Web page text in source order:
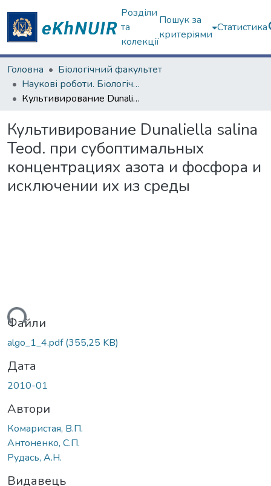
Розділи
та
колекції
Пошук за
критеріями
Статистика
Головна
Біологічний факультет
Наукові роботи. Біологічний факультет
Культивирование Dunaliella salina Teod. при субоптимальных концентрациях азота и фосфора и исключении их из среды
Культивирование Dunaliella salina
Teod. при субоптимальных
концентрациях азота и фосфора и
исключении их из среды
Файли
algo_1_4.pdf(355,25 KB)
Дата
2010-01
Автори
Комаристая, В.П.
Антоненко, С.П.
Рудась, А.Н.
Видавець